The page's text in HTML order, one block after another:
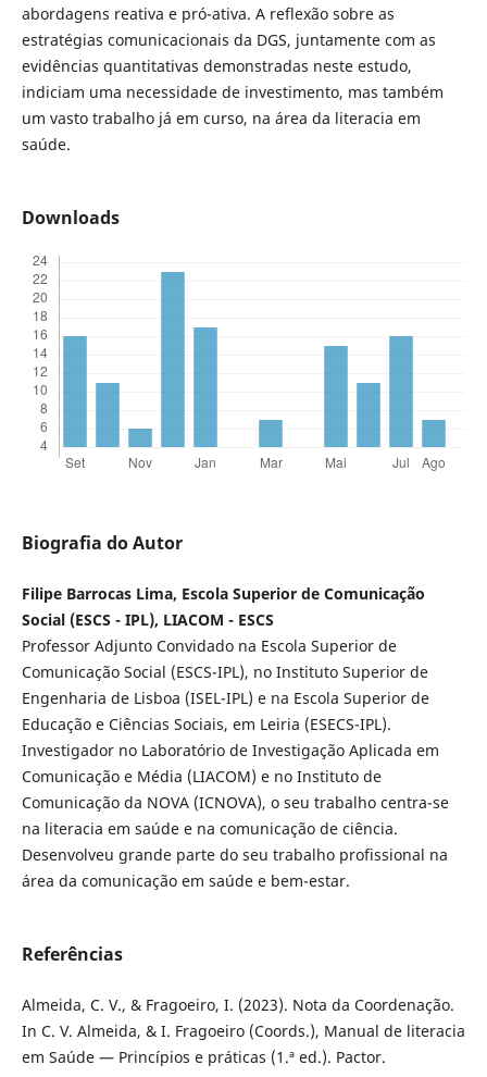
abordagens reativa e pró-ativa. A reflexão sobre as
estratégias comunicacionais da DGS, juntamente com as
evidências quantitativas demonstradas neste estudo,
indiciam uma necessidade de investimento, mas também
um vasto trabalho já em curso, na área da literacia em
saúde.
Downloads
Biografia do Autor
Filipe Barrocas Lima, Escola Superior de Comunicação
Social (ESCS - IPL), LIACOM - ESCS
Professor Adjunto Convidado na Escola Superior de
Comunicação Social (ESCS-IPL), no Instituto Superior de
Engenharia de Lisboa (ISEL-IPL) e na Escola Superior de
Educação e Ciências Sociais, em Leiria (ESECS-IPL).
Investigador no Laboratório de Investigação Aplicada em
Comunicação e Média (LIACOM) e no Instituto de
Comunicação da NOVA (ICNOVA), o seu trabalho centra-se
na literacia em saúde e na comunicação de ciência.
Desenvolveu grande parte do seu trabalho profissional na
área da comunicação em saúde e bem-estar.
Referências
Almeida, C. V., & Fragoeiro, I. (2023). Nota da Coordenação.
In C. V. Almeida, & I. Fragoeiro (Coords.), Manual de literacia
em Saúde — Princípios e práticas (1.ª ed.). Pactor.